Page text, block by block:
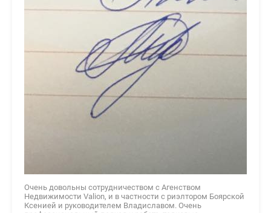
Очень довольны сотрудничеством с Агенством
Недвижимости Valion, и в частности с риэлтором Боярской
Ксенией и руководителем Владиславом. Очень